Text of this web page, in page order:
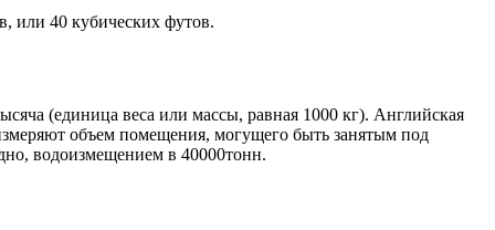
или 40 кубических футов.
(единица веса или массы, равная 1000 кг). Английская
объем помещения, могущего быть занятым под
водоизмещением в 40000тонн.